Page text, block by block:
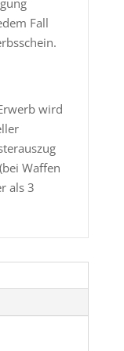
Fall
wird
Waffen
als 3